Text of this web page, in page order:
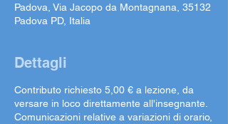
Padova, Via Jacopo da Montagnana, 35132
Padova PD, Italia
Dettagli
Contributo richiesto 5,00 € a lezione, da
versare in loco direttamente all'insegnante.
Comunicazioni relative a variazioni di orario,